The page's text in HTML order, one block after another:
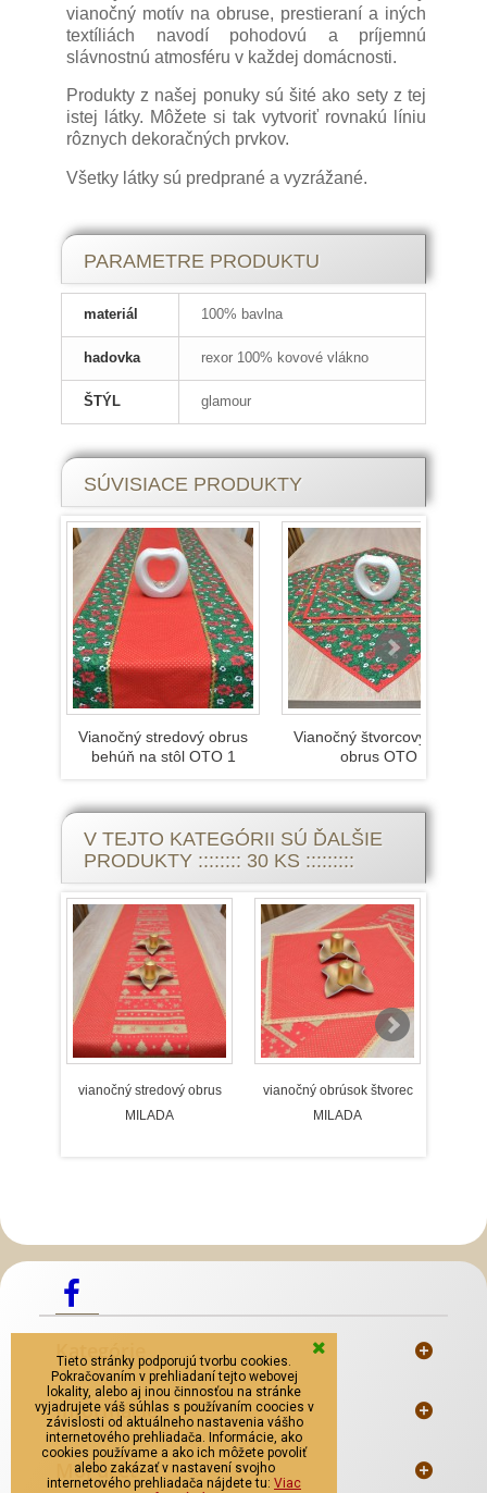
vianočný motív na obruse, prestieraní a iných
textíliách navodí pohodovú a príjemnú
slávnostnú atmosféru v každej domácnosti.
Produkty z našej ponuky sú šité ako sety z tej
istej látky. Môžete si tak vytvoriť rovnakú líniu
rôznych dekoračných prvkov.
Všetky látky sú predprané a vyzrážané.
PARAMETRE PRODUKTU
materiál 100% bavlna
hadovka rexor 100% kovové vlákno
ŠTÝL glamour
SÚVISIACE PRODUKTY
Vianočný stredový obrus
behúň na stôl OTO 1
Vianočný štvorcový retro
obrus OTO
V TEJTO KATEGÓRII SÚ ĎALŠIE
PRODUKTY :::::::: 30 KS :::::::::
vianočný stredový obrus
MILADA
vianočný obrúsok štvorec
MILADA
Kategórie
Informácie
Môj účet
Tieto stránky podporujú tvorbu cookies.
Pokračovaním v prehliadaní tejto webovej
lokality, alebo aj inou činnosťou na stránke
vyjadrujete váš súhlas s používaním coocies v
závislosti od aktuálneho nastavenia vášho
internetového prehliadača. Informácie, ako
cookies používame a ako ich môžete povoliť
alebo zakázať v nastavení svojho
internetového prehliadača nájdete tu: Viac